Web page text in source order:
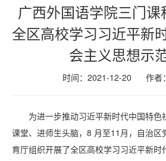
广西外国语学院三门课
全区高校学习习近平新
会主义思想示
时间：2021-12-20 作者
为进一步推动习近平新时代中国特
课堂、进师生头脑，8 月至11月，自治区
育厅组织开展了全区高校学习习近平新时